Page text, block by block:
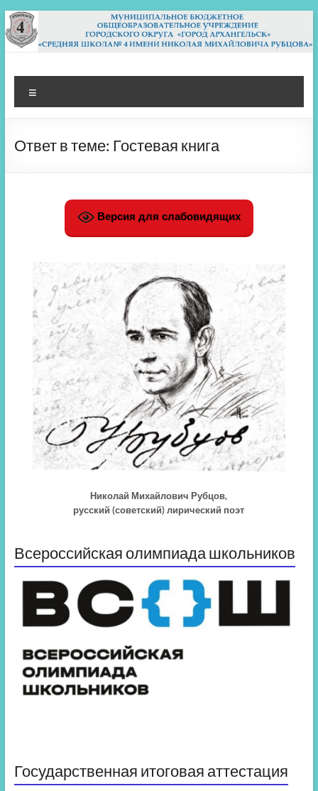
Перейти
к
содержимому
МБОУ СШ 4
Архангельск
Ответ в теме: Гостевая книга
Версия для слабовидящих
Николай Михайлович Рубцов,
русский (советский) лирический поэт
Всероссийская олимпиада школьников
Государственная итоговая аттестация